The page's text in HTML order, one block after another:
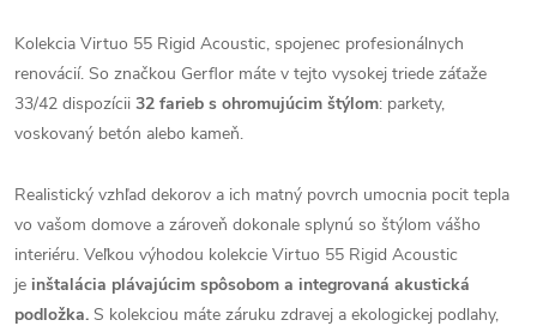
Kolekcia Virtuo 55 Rigid Acoustic, spojenec profesionálnych
renovácií. So značkou Gerflor máte v tejto vysokej triede záťaže
33/42 dispozícii 32 farieb s ohromujúcim štýlom: parkety,
voskovaný betón alebo kameň.
Realistický vzhľad dekorov a ich matný povrch umocnia pocit tepla
vo vašom domove a zároveň dokonale splynú so štýlom vášho
interiéru. Veľkou výhodou kolekcie Virtuo 55 Rigid Acoustic
je inštalácia plávajúcim spôsobom a integrovaná akustická
podložka. S kolekciou máte záruku zdravej a ekologickej podlahy,